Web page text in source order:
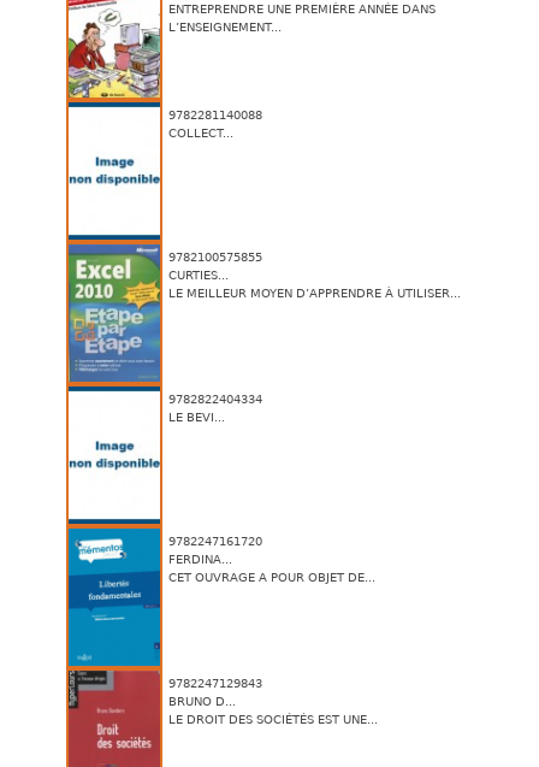
ENTREPRENDRE UNE PREMIÈRE ANNÉE DANS
L’ENSEIGNEMENT...
9782281140088
COLLECT...
9782100575855
CURTIES...
LE MEILLEUR MOYEN D’APPRENDRE À UTILISER...
9782822404334
LE BEVI...
9782247161720
FERDINA...
CET OUVRAGE A POUR OBJET DE...
9782247129843
BRUNO D...
LE DROIT DES SOCIÉTÉS EST UNE...